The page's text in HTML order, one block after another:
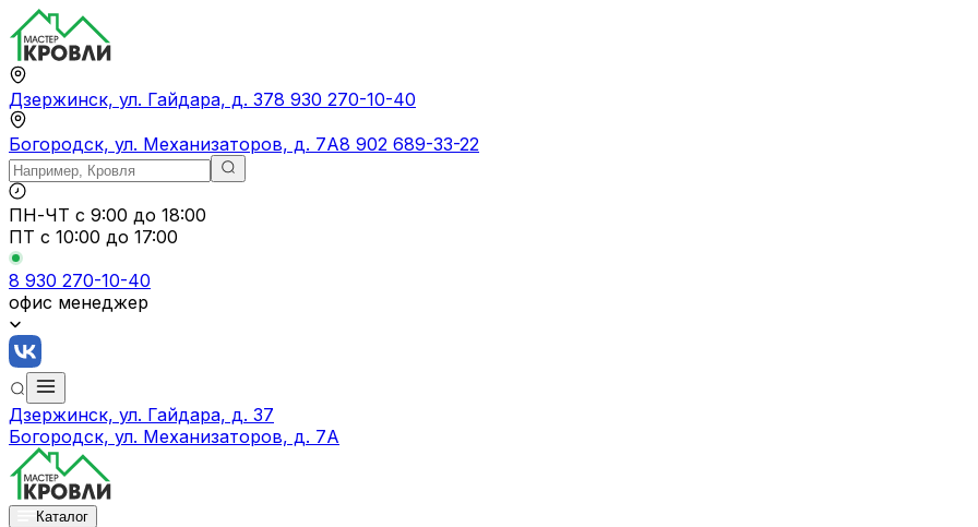
Дзержинск, ул. Гайдара, д. 378 930 270-10-40
Богородск, ул. Механизаторов, д. 7А8 902 689-33-22
ПН-ЧТ с 9:00 до 18:00
ПТ с 10:00 до 17:00
8 930 270-10-40
офис менеджер
Дзержинск, ул. Гайдара, д. 37
Богородск, ул. Механизаторов, д. 7А
Каталог